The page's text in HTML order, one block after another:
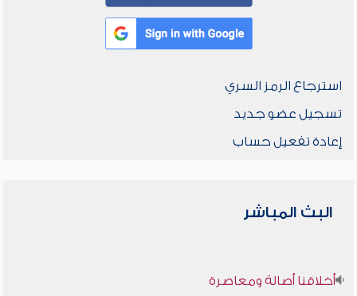
استرجاع الرمز السري
تسجيل عضو جديد
إعادة تفعيل حساب
البث المباشر
أخلاقنا أصالة ومعاصرة